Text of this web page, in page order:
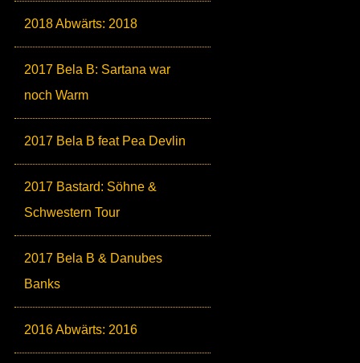
2018 Abwärts: 2018
2017 Bela B: Sartana war
noch Warm
2017 Bela B feat Pea Devlin
2017 Bastard: Söhne &
Schwestern Tour
2017 Bela B & Danubes
Banks
2016 Abwärts: 2016